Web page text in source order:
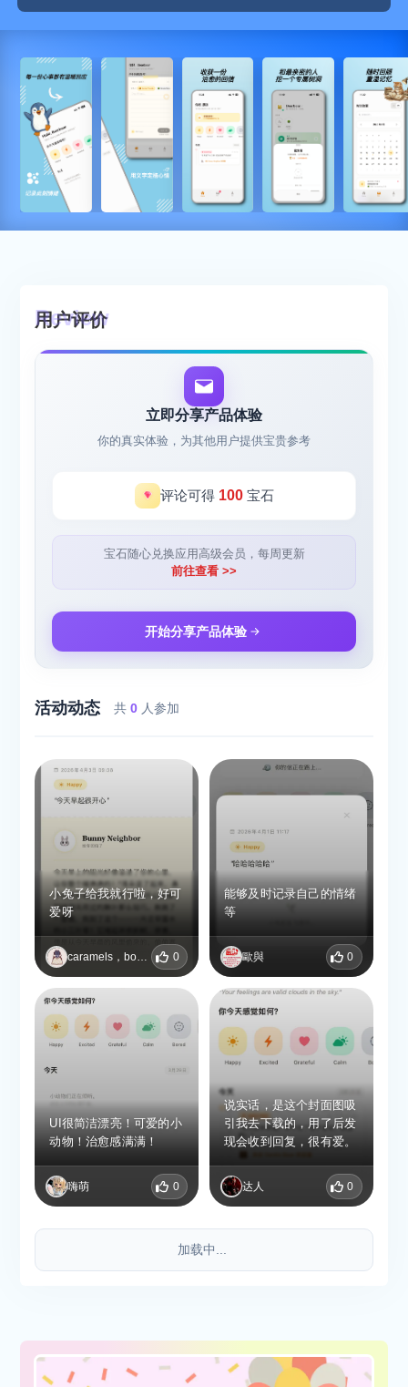
用户评价
立即分享产品体验
你的真实体验，为其他用户提供宝贵参考
评论可得 100宝石
宝石随心兑换应用高级会员，每周更新
前往查看 >>
开始分享产品体验
活动动态 共0 人参加
小兔子给我就行啦，好可
爱呀
caramels，bonbons et chocolats 0
能够及时记录自己的情绪
等
歐與 0
UI很简洁漂亮！可爱的小
动物！治愈感满满！
嗨萌 0
说实话，是这个封面图吸
引我去下载的，用了后发
现会收到回复，很有爱。
达人 0
加载中...